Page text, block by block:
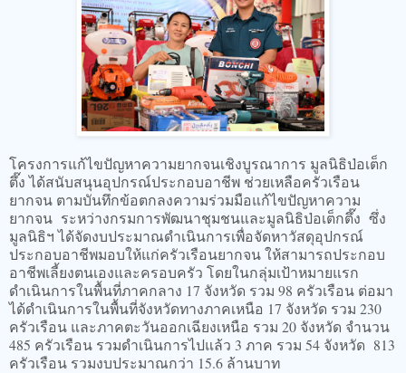
โครงการแก้ไขปัญหาความยากจนเชิงบูรณาการ มูลนิธิป่อเต็ก
ตึ๊ง ได้สนับสนุนอุปกรณ์ประกอบอาชีพ ช่วยเหลือครัวเรือน
ยากจน ตามบันทึกข้อตกลงความร่วมมือแก้ไขปัญหาความ
ยากจน ระหว่างกรมการพัฒนาชุมชนและมูลนิธิป่อเต็กตึ๊ง ซึ่ง
มูลนิธิฯ ได้จัดงบประมาณดำเนินการเพื่อจัดหาวัสดุอุปกรณ์
ประกอบอาชีพมอบให้แก่ครัวเรือนยากจน ให้สามารถประกอบ
อาชีพเลี้ยงตนเองและครอบครัว โดยในกลุ่มเป้าหมายแรก
ดำเนินการในพื้นที่ภาคกลาง 17 จังหวัด รวม 98 ครัวเรือน ต่อมา
ได้ดำเนินการในพื้นที่จังหวัดทางภาคเหนือ 17 จังหวัด รวม 230
ครัวเรือน และภาคตะวันออกเฉียงเหนือ รวม 20 จังหวัด จำนวน
485 ครัวเรือน รวมดำเนินการไปแล้ว 3 ภาค รวม 54 จังหวัด 813
ครัวเรือน รวมงบประมาณกว่า 15.6 ล้านบาท